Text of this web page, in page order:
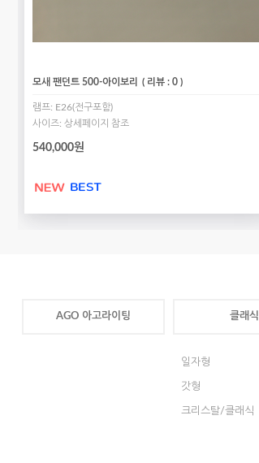
모새 팬던트 500-아이보리 ( 리뷰 : 0 )
램프: E26(전구포함)
사이즈: 상세페이지 참조
540,000원
AGO 아고라이팅 클래식
일자형
갓형
크리스탈/클래식